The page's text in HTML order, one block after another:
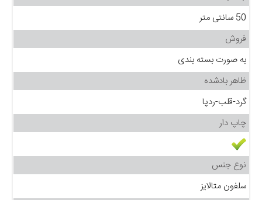
50 سانتی متر
فروش
به صورت بسته بندی
ظاهر بادشده
گرد-قلب-ردپا
چاپ دار
نوع جنس
سلفون متالایز